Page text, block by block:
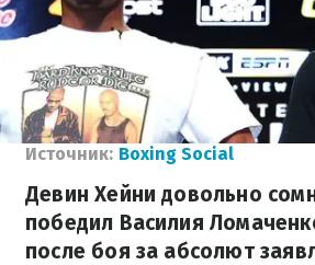
Источник: Boxing Social
Девин Хейни довольно
победил Василия
после боя за абсолют